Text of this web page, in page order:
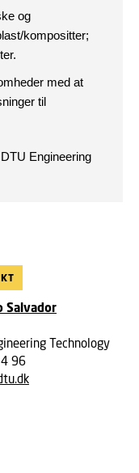
og
kompositter;
med at
til
Engineering
Salvador
Technology
96